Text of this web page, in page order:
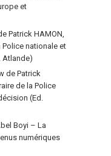
et
Patrick HAMON,
nationale et
Atlande)
de Patrick
de la Police
(Ed.
Boyi – La
numériques